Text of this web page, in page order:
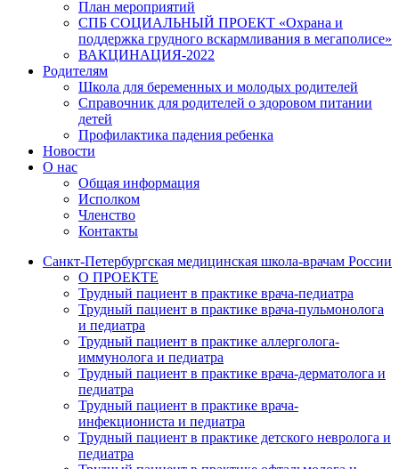
План мероприятий
СПБ СОЦИАЛЬНЫЙ ПРОЕКТ «Охрана и
поддержка грудного вскармливания в мегаполисе»
ВАКЦИНАЦИЯ-2022
Родителям
Школа для беременных и молодых родителей
Справочник для родителей о здоровом питании
детей
Профилактика падения ребенка
Новости
О нас
Общая информация
Исполком
Членство
Контакты
Санкт-Петербургская медицинская школа-врачам России
О ПРОЕКТЕ
Трудный пациент в практике врача-педиатра
Трудный пациент в практике врача-пульмонолога
и педиатра
Трудный пациент в практике аллерголога-
иммунолога и педиатра
Трудный пациент в практике врача-дерматолога и
педиатра
Трудный пациент в практике врача-
инфекциониста и педиатра
Трудный пациент в практике детского невролога и
педиатра